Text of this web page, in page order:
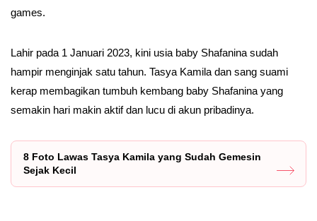
games.
Lahir pada 1 Januari 2023, kini usia baby Shafanina sudah
hampir menginjak satu tahun. Tasya Kamila dan sang suami
kerap membagikan tumbuh kembang baby Shafanina yang
semakin hari makin aktif dan lucu di akun pribadinya.
8 Foto Lawas Tasya Kamila yang Sudah Gemesin
Sejak Kecil